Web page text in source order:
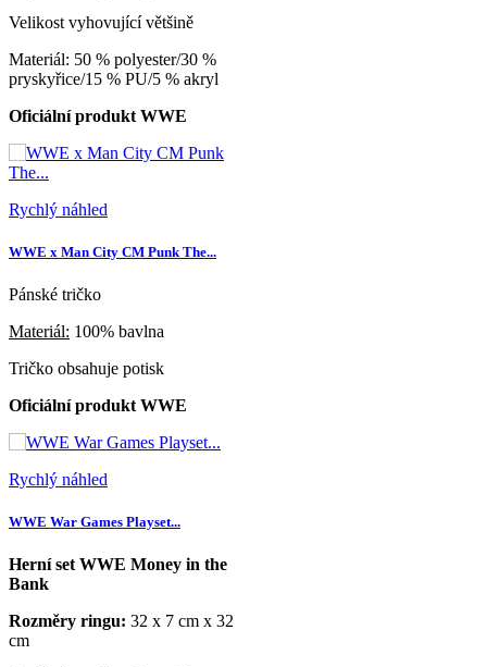
Velikost vyhovující většině
Materiál: 50 % polyester/30 %
pryskyřice/15 % PU/5 % akryl
Oficiální produkt WWE
Rychlý náhled
WWE x Man City CM Punk The...
Pánské tričko
Materiál: 100% bavlna
Tričko obsahuje potisk
Oficiální produkt WWE
Rychlý náhled
WWE War Games Playset...
Herní set WWE Money in the
Bank
Rozměry ringu: 32 x 7 cm x 32
cm